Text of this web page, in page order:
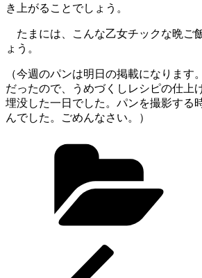
き上がることでしょう。
たまには、こんな乙女チックな晩ご
ょう。
（今週のパンは明日の掲載になります
だったので、うめづくしレシピの仕上
埋没した一日でした。パンを撮影する
んでした。ごめんなさい。）